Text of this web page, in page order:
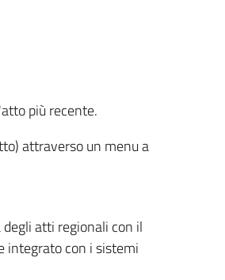
più recente.
attraverso un menu a
atti regionali con il
integrato con i sistemi